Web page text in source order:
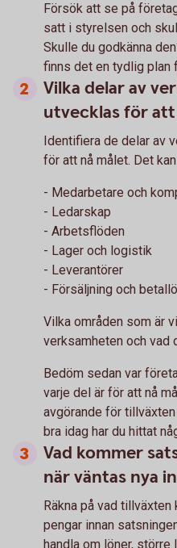
Försök att se på
satt i styrelsen och
Skulle du godkänna
finns det en tydlig plan
Vilka delar av
utvecklas för
Identifiera de delar av
för att nå målet. Det
- Medarbetare och
- Ledarskap
- Arbetsflöden
- Lager och logistik
- Leverantörer
- Försäljning och
Vilka områden som är
verksamheten och vad
Bedöm sedan var
varje del är för att nå
avgörande för
bra idag har du hittat
Vad kommer
när väntas nya
Räkna på vad
pengar innan
handla om löner, större